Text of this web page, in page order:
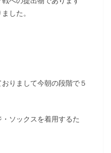
した。
りまして今朝の段階で５
ソックスを着用するた